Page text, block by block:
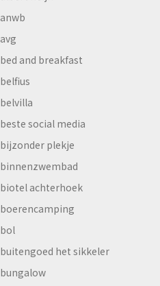
anwb
avg
bed and breakfast
belfius
belvilla
beste social media
bijzonder plekje
binnenzwembad
biotel achterhoek
boerencamping
bol
buitengoed het sikkeler
bungalow